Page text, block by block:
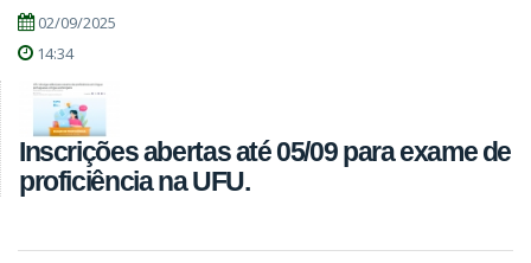
02/09/2025
14:34
Inscrições abertas até 05/09 para exame de
proficiência na UFU.